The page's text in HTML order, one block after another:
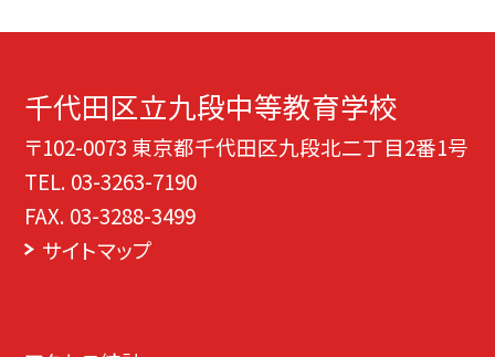
千代田区立九段中等教育学校
〒102-0073 東京都千代田区九段北二丁目2番1号
TEL. 03-3263-7190
FAX. 03-3288-3499
サイトマップ